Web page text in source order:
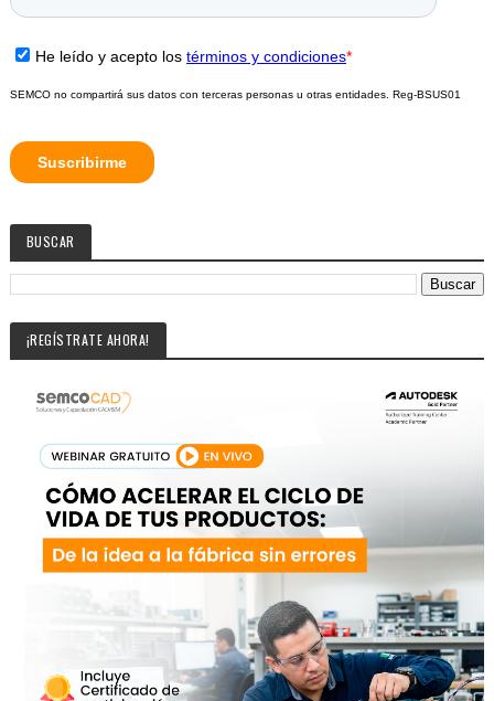
BUSCAR
¡REGÍSTRATE AHORA!